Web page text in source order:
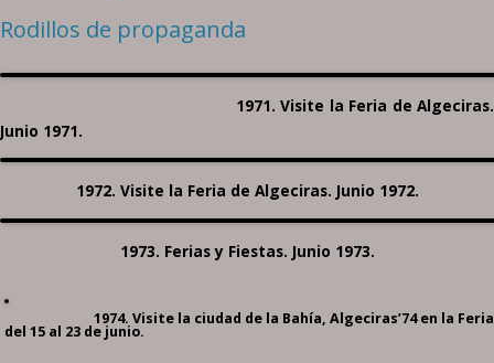
Rodillos de propaganda
1971. Visite la Feria de Algeciras.
Junio 1971.
1972. Visite la Feria de Algeciras. Junio 1972.
1973. Ferias y Fiestas. Junio 1973.
1974. Visite la ciudad de la Bahía, Algeciras’74 en la Feria
del 15 al 23 de junio.